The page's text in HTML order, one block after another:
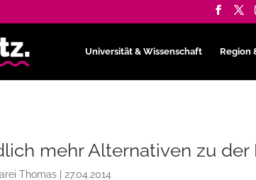
Universität & Wissenschaft Region
mehr Alternativen zu der
Thomas 27.04.2014